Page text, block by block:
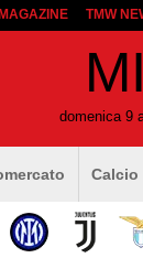
TMW
domenica 9
Calcio